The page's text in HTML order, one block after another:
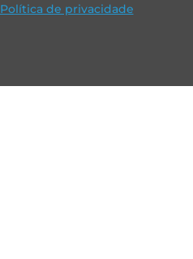
Política de privacidade